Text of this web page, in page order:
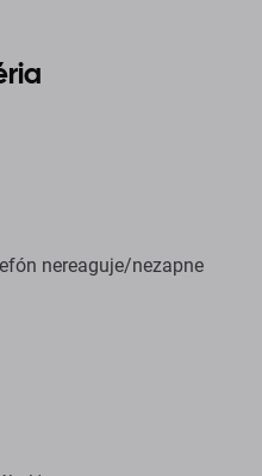
nereaguje/nezapne